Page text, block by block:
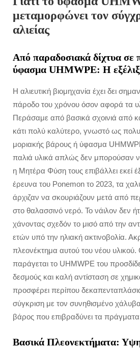
μεταμορφώνει τον
αλιείας
Από παραδοσιακά δίχτυα σε
ύφασμα UHMWPE: Η
Η αλιευτική βιομηχανία έχει δει
πάροδο του χρόνου όσον αφορά τα
Περάσαμε από βασικά σχοινιά από
κάτι πολύ καλύτερο, γνωστό ως
μοριακής βάρους ή ύφασμα
παλιά υλικά απλώς δεν μπορούσαν
η Μητέρα Φύση τους επιβάλλει εκεί
έρευνα του Ponemon το 2023, τα
άρχιζαν να σκουριάζουν μετά από
στο θαλασσινό νερό. Το νάιλον δεν
χάνοντας σχεδόν το μισό από την
ετών υπό την ηλιακή ακτινοβολία.
πλεονέκτημα αυτού του νέου
παράγεται το UHMWPE του
δεσμούς και καλή αντίσταση σε
προσφέρει περίπου
σύγκριση με τον συνηθισμένο
βάρος που επιβραδύνει τα
Βασικά Πλεονεκτήματα: